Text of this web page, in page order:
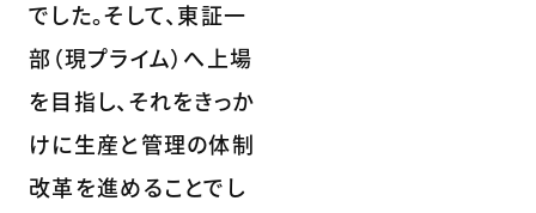
でした。そして、東証一
部（現プライム）へ上場
を目指し、それをきっか
けに生産と管理の体制
改革を進めることでし